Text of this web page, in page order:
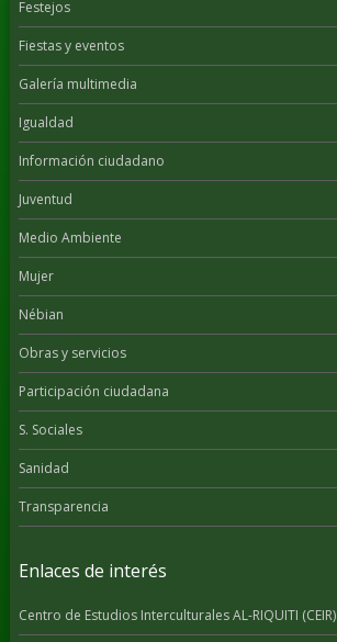
Festejos
Fiestas y eventos
Galería multimedia
Igualdad
Información ciudadano
Juventud
Medio Ambiente
Mujer
Nébian
Obras y servicios
Participación ciudadana
S. Sociales
Sanidad
Transparencia
Enlaces de interés
Centro de Estudios Interculturales AL-RIQUITI (CEIR)